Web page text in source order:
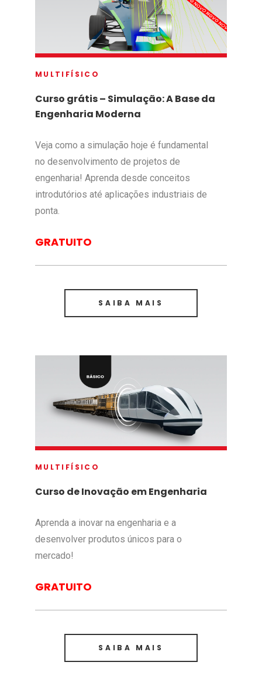
MULTIFÍSICO
Curso grátis – Simulação: A Base da
Engenharia Moderna
Veja como a simulação hoje é fundamental
no desenvolvimento de projetos de
engenharia! Aprenda desde conceitos
introdutórios até aplicações industriais de
ponta.
GRATUITO
SAIBA MAIS
MULTIFÍSICO
Curso de Inovação em Engenharia
Aprenda a inovar na engenharia e a
desenvolver produtos únicos para o
mercado!
GRATUITO
SAIBA MAIS